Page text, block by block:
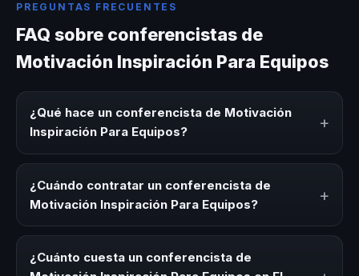
PREGUNTAS FRECUENTES
FAQ sobre conferencistas de
Motivación Inspiración Para Equipos
¿Qué hace un conferencista de Motivación
Inspiración Para Equipos?
+
es un experto que comparte conocimiento, estrategias y
experiencias sobre este tema en eventos corporativos,
convenciones y seminarios. Su objetivo es generar
reflexión, inspiración y herramientas aplicables para la
¿Cuándo contratar un conferencista de
Motivación Inspiración Para Equipos?
+
Inspiración Para Equipos para kick-offs, convenciones
anuales, programas de desarrollo, eventos de integración
¿Cuánto cuesta un conferencista de